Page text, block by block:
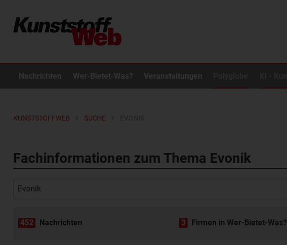
Nachrichten Wer-Bietet-Was? Veranstaltungen
KUNSTSTOFFWEB SUCHE
Fachinformationen zum Thema Evonik
452 Nachrichten 3 Firmen in Wer-Bietet-Was?